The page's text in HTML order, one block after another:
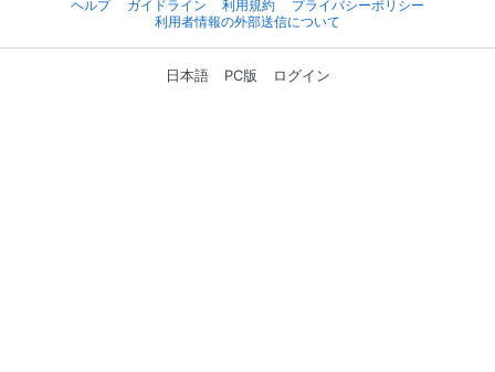
ヘルプ
ガイドライン 利用規約
プライバシーポリシー
利用者情報の外部送信について
日本語 PC版 ログイン